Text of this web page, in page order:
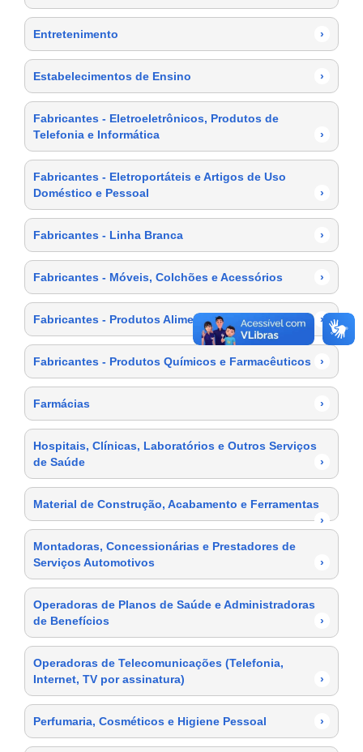
Entretenimento ›
Estabelecimentos de Ensino ›
Fabricantes - Eletroeletrônicos, Produtos de
Telefonia e Informática
›
Fabricantes - Eletroportáteis e Artigos de Uso
Doméstico e Pessoal
›
Fabricantes - Linha Branca ›
Fabricantes - Móveis, Colchões e Acessórios ›
Fabricantes - Produtos Alimentícios ›
Fabricantes - Produtos Químicos e Farmacêuticos ›
Farmácias ›
Hospitais, Clínicas, Laboratórios e Outros Serviços
de Saúde
›
Material de Construção, Acabamento e Ferramentas
›
Montadoras, Concessionárias e Prestadores de
Serviços Automotivos
›
Operadoras de Planos de Saúde e Administradoras
de Benefícios
›
Operadoras de Telecomunicações (Telefonia,
Internet, TV por assinatura)
›
Perfumaria, Cosméticos e Higiene Pessoal ›